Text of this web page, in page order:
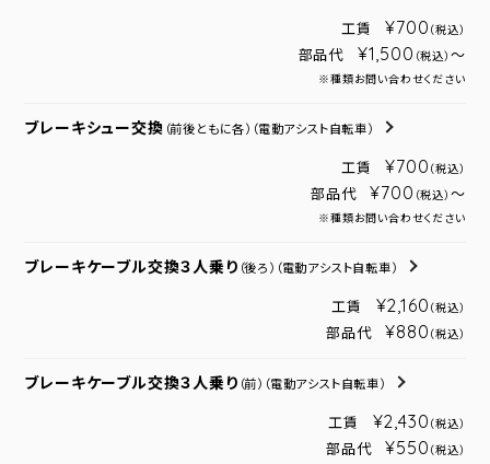
工賃 ¥700 （税込）
部品代 ¥1,500 （税込） ～
※種類お問い合わせください
ブレーキシュー交換 （前後ともに各） （電動アシスト自転車）
工賃 ¥700 （税込）
部品代 ¥700 （税込） ～
※種類お問い合わせください
ブレーキケーブル交換３人乗り （後ろ） （電動アシスト自転車）
工賃 ¥2,160 （税込）
部品代 ¥880 （税込）
ブレーキケーブル交換３人乗り （前） （電動アシスト自転車）
工賃 ¥2,430 （税込）
部品代 ¥550 （税込）